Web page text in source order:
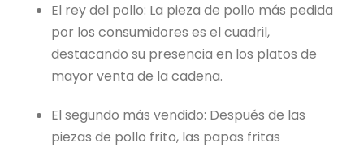
El rey del pollo: La pieza de pollo más pedida
por los consumidores es el cuadril,
destacando su presencia en los platos de
mayor venta de la cadena.
El segundo más vendido: Después de las
piezas de pollo frito, las papas fritas